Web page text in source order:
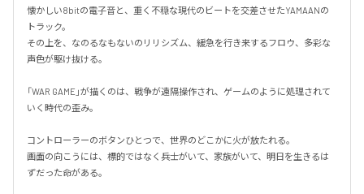
懐かしい8bitの電子音と、重く不穏な現代のビートを交差させたYAMAANの
トラック。
その上を、なのるなもないのリリシズム、緩急を行き来するフロウ、多彩な
声色が駆け抜ける。
「WAR GAME」が描くのは、戦争が遠隔操作され、ゲームのように処理されて
いく時代の歪み。
コントローラーのボタンひとつで、世界のどこかに火が放たれる。
画面の向こうには、標的ではなく兵士がいて、家族がいて、明日を生きるは
ずだった命がある。